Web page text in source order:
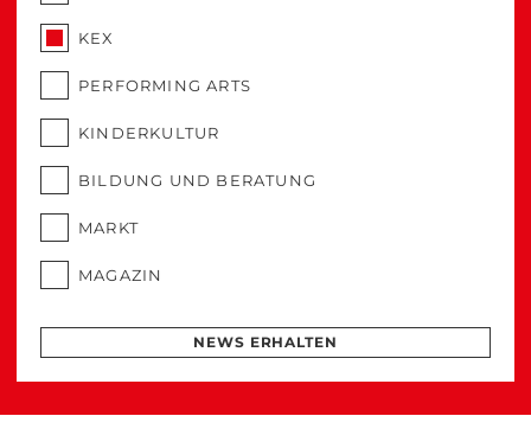
KEX
PERFORMING ARTS
KINDERKULTUR
BILDUNG UND BERATUNG
MARKT
MAGAZIN
NEWS ERHALTEN